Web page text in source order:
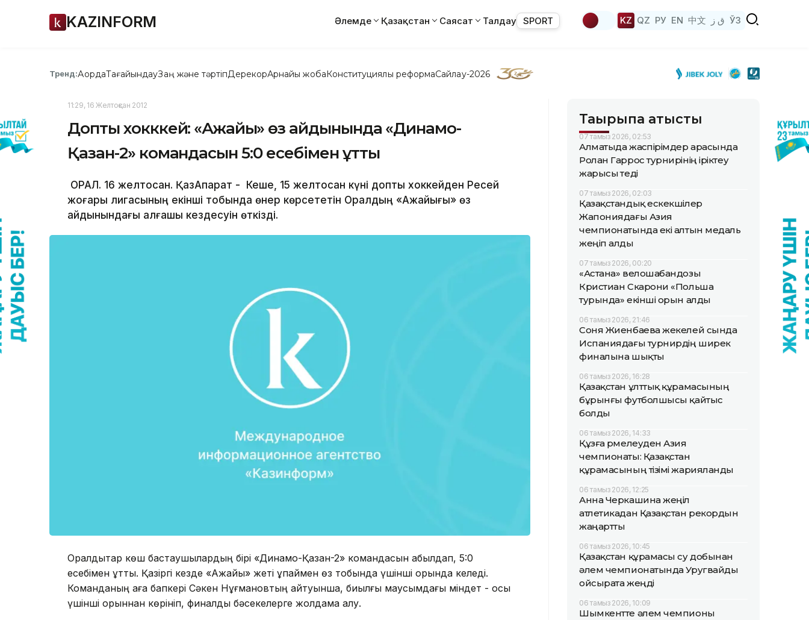
KAZINFORM Әлемде Қазақстан Саясат Талдау SPORT KZ QZ РУ EN 中文 ق ز ЎЗ
Тренд:АқордаТағайындауЗаң және тәртіпДерекқорАрнайы жобаКонституциялық реформаСайлау-2026
11:29, 16 Желтоқсан 2012
Допты хокккей: «Ақжайық» өз айдынында «Динамо-
Қазан-2» командасын 5:0 есебімен ұтты
ОРАЛ. 16 желтоқсан. ҚазАқпарат - Кеше, 15 желтоқсан күні допты хоккейден Ресей
жоғары лигасының екінші тобында өнер көрсететін Оралдың «Ақжайығы» өз
айдынындағы алғашқы кездесуін өткізді.
Оралдықтар көш бастаушылардың бірі «Динамо-Қазан-2» командасын қабылдап, 5:0
есебімен ұтты. Қазіргі кезде «Ақжайық» жеті ұпаймен өз тобында үшінші орында келеді.
Команданың аға бапкері Сәкен Нұғмановтың айтуынша, биылғы маусымдағы міндет - осы
үшінші орыннан көрініп, финалдық бәсекелерге жолдама алу.
Тақырыпқа қатысты
07 тамыз 2026, 02:53
Алматыда жаөспірімдер арасында
Ролан Гаррос турнирінің іріктеу
жарысы өтеді
07 тамыз 2026, 02:03
Қазақстандық ескекшілер
Жапониядағы Азия
чемпионатында екі алтын медаль
жеңіп алды
07 тамыз 2026, 00:20
«Астана» велошабандозы
Кристиан Скарони «Польша
турында» екінші орын алды
06 тамыз 2026, 21:46
Соня Жиенбаева жекелей сында
Испаниядағы турнирдің ширек
финалына шықты
06 тамыз 2026, 16:28
Қазақстан ұлттық құрамасының
бұрынғы футболшысы қайтыс
болды
06 тамыз 2026, 14:33
Құзға өрмелеуден Азия
чемпионаты: Қазақстан
құрамасының тізімі жарияланды
06 тамыз 2026, 12:25
Анна Черкашина жеңіл
атлетикадан Қазақстан рекордын
жаңартты
06 тамыз 2026, 10:45
Қазақстан құрамасы су добынан
әлем чемпионатында Уругвайды
ойсырата жеңді
06 тамыз 2026, 10:09
Шымкентте әлем чемпионы